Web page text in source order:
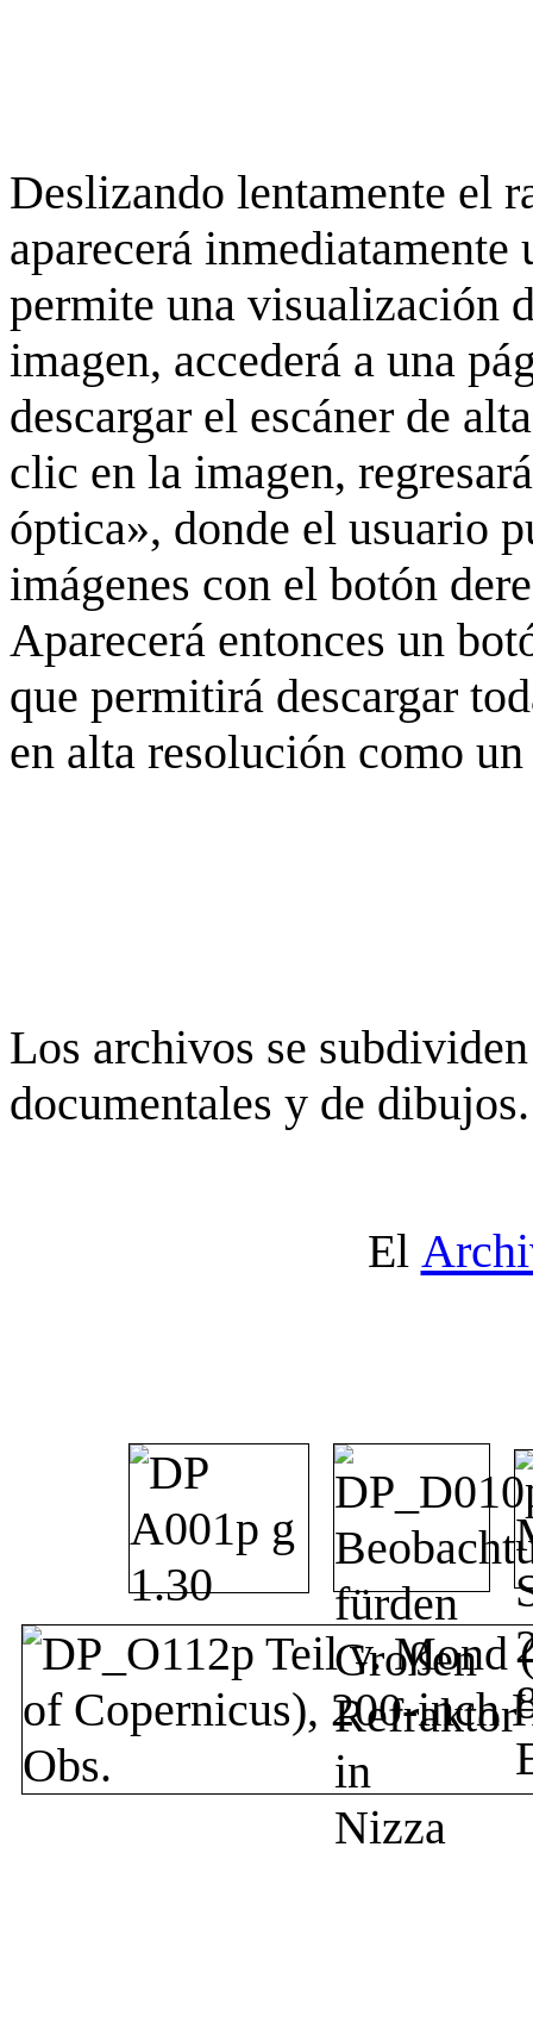
Deslizando lentamente el
aparecerá
permite una visualización
imagen, accederá a una
descargar el escáner de
clic en la imagen,
óptica», donde el usuario
imágenes con el botón
Aparecerá entonces un
que permitirá descargar
en alta resolución como
Los archivos se
documentales y de dibujos.
El